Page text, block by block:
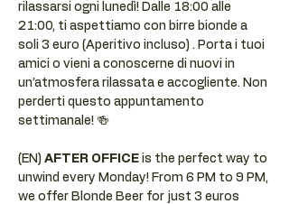
rilassarsi ogni lunedì! Dalle 18:00 alle
21:00, ti aspettiamo con birre bionde a
soli 3 euro (Aperitivo incluso) . Porta i tuoi
amici o vieni a conoscerne di nuovi in
un’atmosfera rilassata e accogliente. Non
perderti questo appuntamento
settimanale! 🍻
(EN) AFTER OFFICE is the perfect way to
unwind every Monday! From 6 PM to 9 PM,
we offer Blonde Beer for just 3 euros